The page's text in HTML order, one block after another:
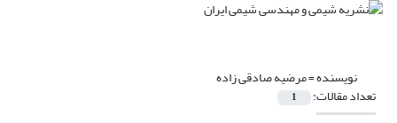
نویسنده =مرضیه صادقی زاده
تعداد مقالات: 1